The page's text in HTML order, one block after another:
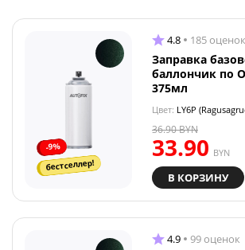
-9%
бестселлер!
4.8 185 оценок
Заправка
баллончик по
375мл
Цвет: LY6P
33.90 BYN
36.90BYN
В КОРЗИНУ
4.9 99 оценок